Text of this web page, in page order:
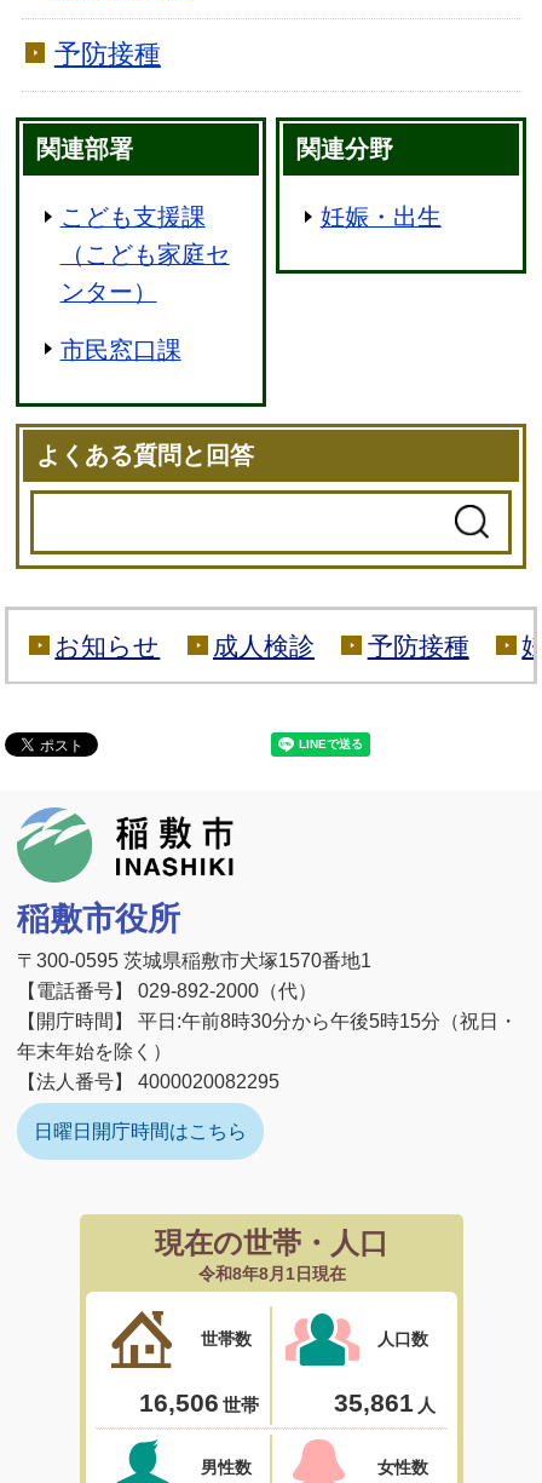
予防接種
関連部署
こども支援課
（こども家庭セ
ンター）
市民窓口課
関連分野
妊娠・出生
よくある質問と回答
お知らせ 成人検診 予防接種
稲敷市役所
〒300-0595 茨城県稲敷市犬塚1570番地1
【電話番号】 029-892-2000（代）
【開庁時間】 平日:午前8時30分から午後5時15分（祝日・
年末年始を除く）
【法人番号】 4000020082295
日曜日開庁時間はこちら